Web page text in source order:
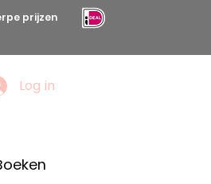
prijzen
Log in